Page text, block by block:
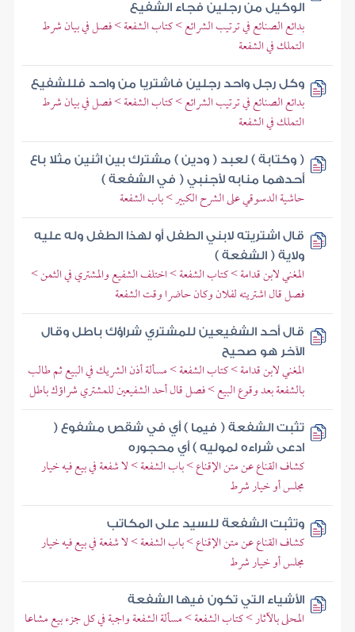
الوكيل من رجلين فجاء الشفيع
بدائع الصنائع في ترتيب الشرائع > كتاب الشفعة > فصل في بيان شرط
التملك في الشفعة
وكل رجل واحد رجلين فاشتريا من واحد فللشفيع
بدائع الصنائع في ترتيب الشرائع > كتاب الشفعة > فصل في بيان شرط
التملك في الشفعة
( وكتابة ) لعبد ( ودين ) مشترك بين اثنين مثلا باع
أحدهما منابه لأجنبي ( في الشفعة )
حاشية الدسوقي على الشرح الكبير > باب الشفعة
قال اشتريته لابني الطفل أو لهذا الطفل وله عليه
ولاية ( الشفعة )
المغني لابن قدامة > كتاب الشفعة > اختلف الشفيع والمشتري في الثمن >
فصل قال اشتريته لفلان وكان حاضرا وقت الشفعة
قال أحد الشفيعين للمشتري شراؤك باطل وقال
الآخر هو صحيح
المغني لابن قدامة > كتاب الشفعة > مسألة أذن الشريك في البيع ثم طالب
بالشفعة بعد وقوع البيع > فصل قال أحد الشفيعين للمشتري شراؤك باطل
تثبت الشفعة ( فيما ) أي في شقص مشفوع (
ادعى شراءه لموليه ) أي محجوره
كشاف القناع عن متن الإقناع > باب الشفعة > لا شفعة في بيع فيه خيار
مجلس أو خيار شرط
وتثبت الشفعة للسيد على المكاتب
كشاف القناع عن متن الإقناع > باب الشفعة > لا شفعة في بيع فيه خيار
مجلس أو خيار شرط
الأشياء التي تكون فيها الشفعة
المحلى بالآثار > كتاب الشفعة > مسألة الشفعة واجبة في كل جزء بيع مشاعا